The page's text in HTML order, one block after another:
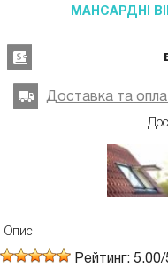
МАНСАРДНІ
Доставка та
Опис
Рейтинг: 5.00/